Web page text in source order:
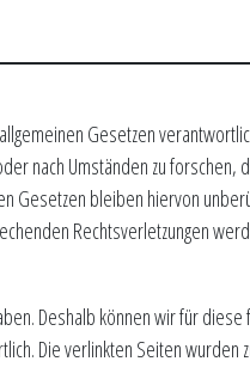
Gesetzen
nach Umständen zu forschen,
Gesetzen bleiben hiervon
Rechtsverletzungen
Deshalb können wir für
Die verlinkten Seiten wurden